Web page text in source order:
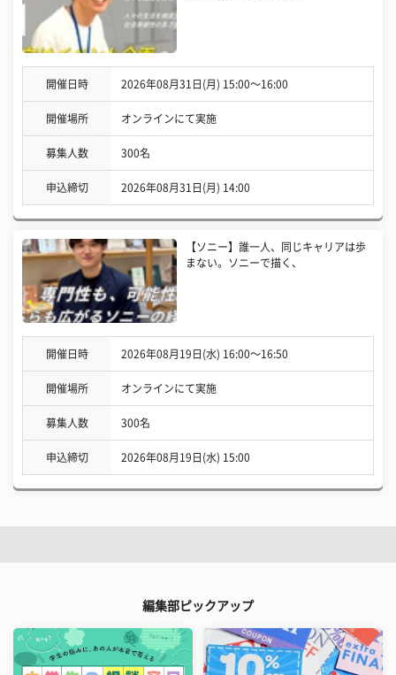
開催日時 2026年08月31日(月) 15:00〜16:00
開催場所 オンラインにて実施
募集人数 300名
申込締切 2026年08月31日(月) 14:00
【ソニー】誰一人、同じキャリアは歩
まない。ソニーで描く、
開催日時 2026年08月19日(水) 16:00〜16:50
開催場所 オンラインにて実施
募集人数 300名
申込締切 2026年08月19日(水) 15:00
編集部ピックアップ